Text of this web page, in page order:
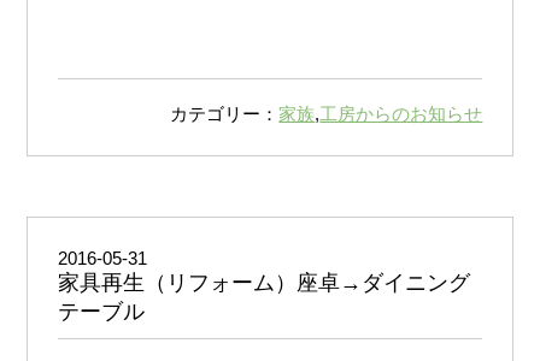
カテゴリー：家族,工房からのお知らせ
2016-05-31
家具再生（リフォーム）座卓→ダイニング
テーブル